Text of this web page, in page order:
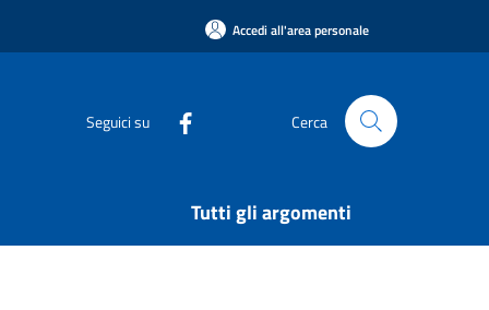
Accedi all'area personale
Seguici su Cerca
Tutti gli argomenti